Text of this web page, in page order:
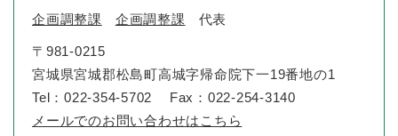
企画調整課 企画調整課 代表
〒981-0215
宮城県宮城郡松島町高城字帰命院下一19番地の1
Tel：022-354-5702
Fax：022-254-3140
メールでのお問い合わせはこちら